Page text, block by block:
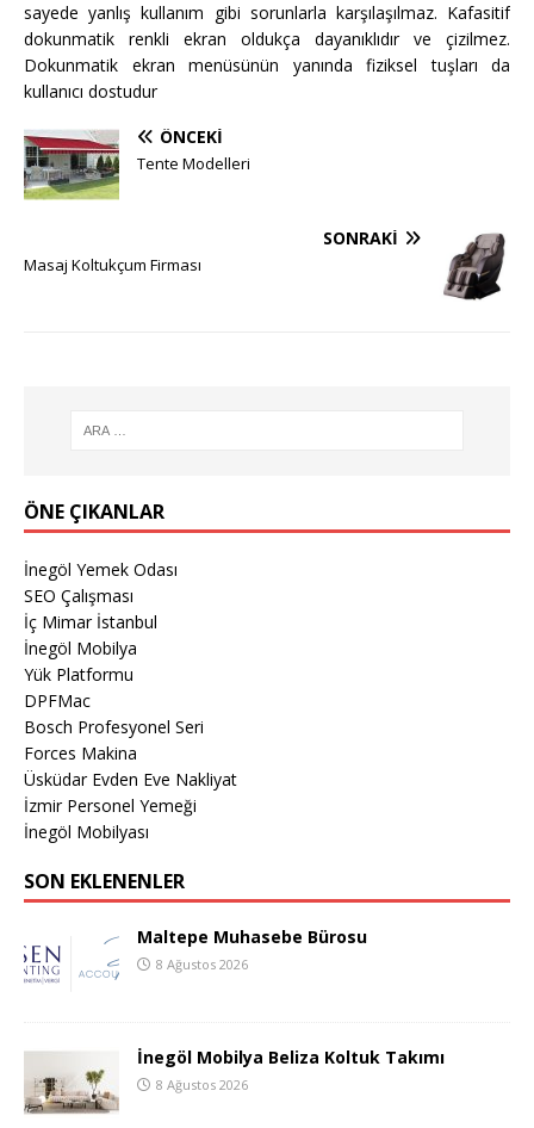
sayede yanlış kullanım gibi sorunlarla karşılaşılmaz. Kafasitif
dokunmatik renkli ekran oldukça dayanıklıdır ve çizilmez.
Dokunmatik ekran menüsünün yanında fiziksel tuşları da
kullanıcı dostudur
ÖNCEKI
Tente Modelleri
SONRAKI
Masaj Koltukçum Firması
ÖNE ÇIKANLAR
İnegöl Yemek Odası
SEO Çalışması
İç Mimar İstanbul
İnegöl Mobilya
Yük Platformu
DPFMac
Bosch Profesyonel Seri
Forces Makina
Üsküdar Evden Eve Nakliyat
İzmir Personel Yemeği
İnegöl Mobilyası
SON EKLENENLER
Maltepe Muhasebe Bürosu
8 Ağustos 2026
İnegöl Mobilya Beliza Koltuk Takımı
8 Ağustos 2026